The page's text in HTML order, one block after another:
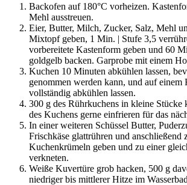
Backofen auf 180°C vorheizen.
Mehl ausstreuen.
Eier, Butter, Milch, Zucker, Salz, Mehl
Mixtopf geben, 1 Min. | Stufe 3,5
vorbereitete Kastenform geben und 60
goldgelb backen. Garprobe mit einem
Kuchen 10 Minuten abkühlen lassen,
genommen werden kann, und auf einem
vollständig abkühlen lassen.
300 g des Rührkuchens in kleine Stücke
des Kuchens gerne einfrieren für das
In einer weiteren Schüssel Butter,
Frischkäse glattrühren und anschließend
Kuchenkrümeln geben und zu einer
verkneten.
Weiße Kuvertüre grob hacken, 500 g
niedriger bis mittlerer Hitze im